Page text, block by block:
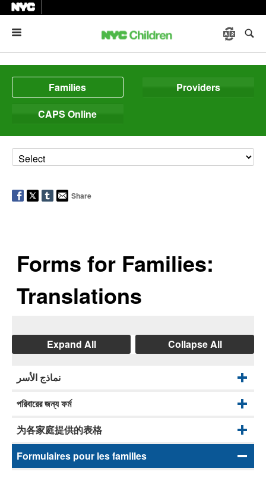
Families
Providers
CAPS Online
Share
Forms for Families:
Translations
Expand All Collapse All
نماذج الأسر
পরিবারের জন্য ফর্ম
为各家庭提供的表格
Formulaires pour les familles